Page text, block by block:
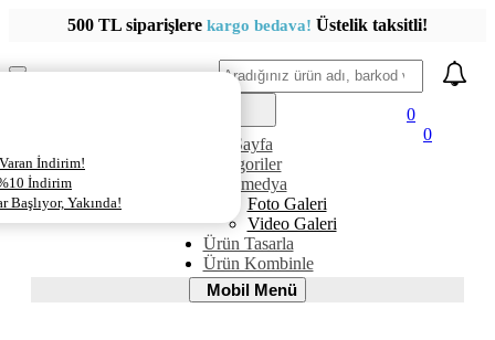
500 TL siparişlere kargo bedava! Üstelik taksitli!
Mobil
Ara
İndirim!
İndirim
Başlıyor, Yakında!
0
0
AnaSayfa
Kategoriler
Multimedya
Foto Galeri
Video Galeri
Ürün Tasarla
Ürün Kombinle
Mobil
Menü
Mobil Menü